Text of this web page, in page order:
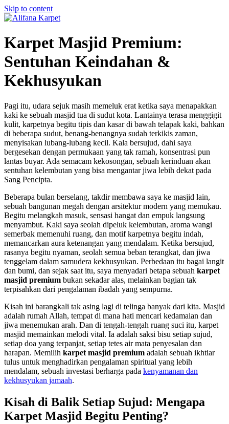
Skip to content
Karpet Masjid Premium:
Sentuhan Keindahan &
Kekhusyukan
Pagi itu, udara sejuk masih memeluk erat ketika saya menapakkan
kaki ke sebuah masjid tua di sudut kota. Lantainya terasa menggigit
kulit, karpetnya begitu tipis dan kasar di bawah telapak kaki, bahkan
di beberapa sudut, benang-benangnya sudah terkikis zaman,
menyisakan lubang-lubang kecil. Kala bersujud, dahi saya
bergesekan dengan permukaan yang tak ramah, konsentrasi pun
lantas buyar. Ada semacam kekosongan, sebuah kerinduan akan
sentuhan kelembutan yang bisa mengantar jiwa lebih dekat pada
Sang Pencipta.
Beberapa bulan berselang, takdir membawa saya ke masjid lain,
sebuah bangunan megah dengan arsitektur modern yang memukau.
Begitu melangkah masuk, sensasi hangat dan empuk langsung
menyambut. Kaki saya seolah dipeluk kelembutan, aroma wangi
semerbak memenuhi ruang, dan motif karpetnya begitu indah,
memancarkan aura ketenangan yang mendalam. Ketika bersujud,
rasanya begitu nyaman, seolah semua beban terangkat, dan jiwa
tenggelam dalam samudera kekhusyukan. Perbedaan itu bagai langit
dan bumi, dan sejak saat itu, saya menyadari betapa sebuah karpet
masjid premium bukan sekadar alas, melainkan bagian tak
terpisahkan dari pengalaman ibadah yang sempurna.
Kisah ini barangkali tak asing lagi di telinga banyak dari kita. Masjid
adalah rumah Allah, tempat di mana hati mencari kedamaian dan
jiwa menemukan arah. Dan di tengah-tengah ruang suci itu, karpet
masjid memainkan melodi vital. Ia adalah saksi bisu setiap sujud,
setiap doa yang terpanjat, setiap tetes air mata penyesalan dan
harapan. Memilih karpet masjid premium adalah sebuah ikhtiar
tulus untuk menghadirkan pengalaman spiritual yang lebih
mendalam, sebuah investasi berharga pada kenyamanan dan
kekhusyukan jamaah.
Kisah di Balik Setiap Sujud: Mengapa
Karpet Masjid Begitu Penting?